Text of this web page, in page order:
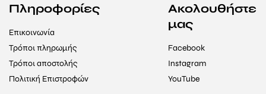
Πληροφορίες
Επικοινωνία
Τρόποι πληρωμής
Τρόποι αποστολής
Πολιτική Επιστροφών
Ακολουθήστε
μας
Facebook
Instagram
YouTube